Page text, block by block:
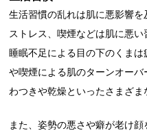
生活習慣の乱れは肌に悪影響
ストレス、喫煙などは肌に悪い
睡眠不足による目の下のくま
や喫煙による肌のターンオー
わつきや乾燥といったさまざま
また、姿勢の悪さや癖が老け